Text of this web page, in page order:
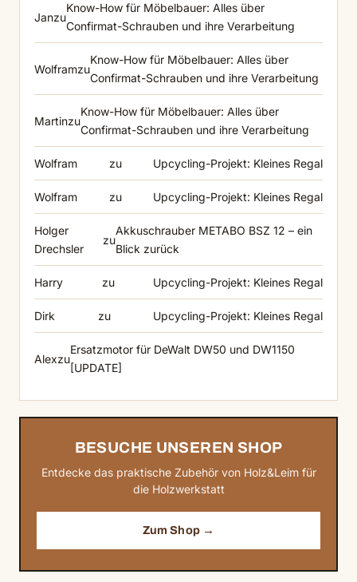
Janzu
Know-How für Möbelbauer: Alles über
Confirmat-Schrauben und ihre Verarbeitung
Wolframzu
Know-How für Möbelbauer: Alles über
Confirmat-Schrauben und ihre Verarbeitung
Martinzu
Know-How für Möbelbauer: Alles über
Confirmat-Schrauben und ihre Verarbeitung
Wolfram zu Upcycling-Projekt: Kleines Regal
Wolfram zu Upcycling-Projekt: Kleines Regal
Holger
Drechsler
zu
Akkuschrauber METABO BSZ 12 – ein
Blick zurück
Harry zu Upcycling-Projekt: Kleines Regal
Dirk zu Upcycling-Projekt: Kleines Regal
Alexzu
Ersatzmotor für DeWalt DW50 und DW1150
[UPDATE]
BESUCHE UNSEREN SHOP
Entdecke das praktische Zubehör von Holz&Leim für
die Holzwerkstatt
Zum Shop →